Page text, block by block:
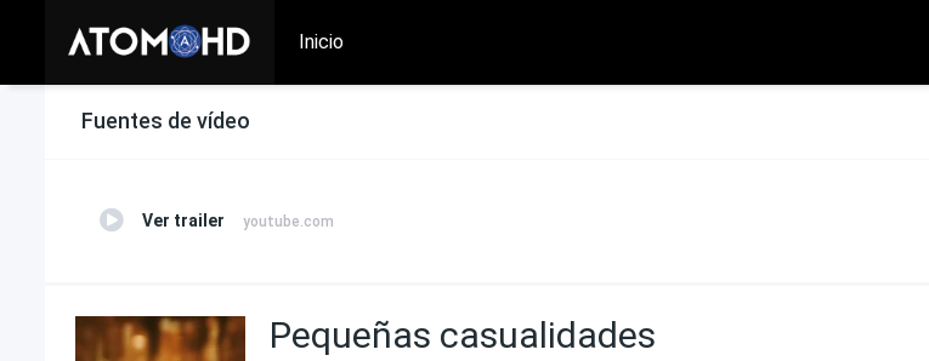
Inicio
Fuentes de vídeo
Ver trailer youtube.com
Pequeñas casualidades